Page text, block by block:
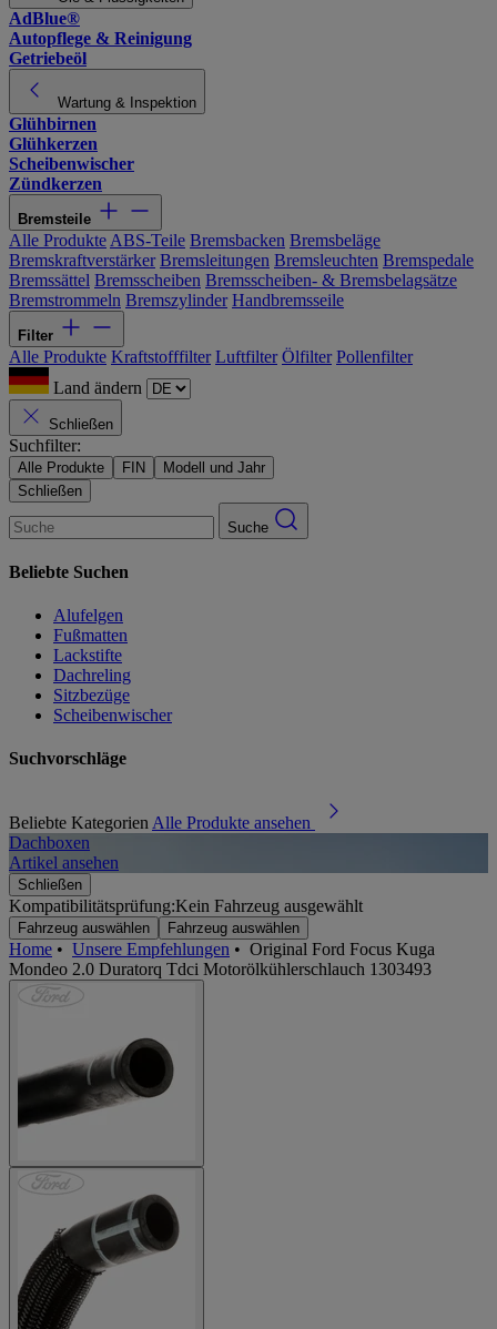
AdBlue®
Autopflege & Reinigung
Getriebeöl
Wartung & Inspektion
Glühbirnen
Glühkerzen
Scheibenwischer
Zündkerzen
Bremsteile
Alle Produkte ABS-Teile Bremsbacken Bremsbeläge
Bremskraftverstärker Bremsleitungen Bremsleuchten Bremspedale
Bremssättel Bremsscheiben Bremsscheiben- & Bremsbelagsätze
Bremstrommeln Bremszylinder Handbremsseile
Filter
Alle Produkte Kraftstofffilter Luftfilter Ölfilter Pollenfilter
Land ändern
Schließen
Suchfilter:
Alle Produkte FIN
Modell und Jahr
Schließen
Suche
Beliebte Suchen
Alufelgen
Fußmatten
Lackstifte
Dachreling
Sitzbezüge
Scheibenwischer
Suchvorschläge
Beliebte Kategorien Alle Produkte ansehen
Dachboxen
Artikel ansehen
Schließen
Kompatibilitätsprüfung:Kein Fahrzeug ausgewählt
Fahrzeug auswählen Fahrzeug auswählen
Home • Unsere Empfehlungen • Original Ford Focus Kuga
Mondeo 2.0 Duratorq Tdci Motorölkühlerschlauch 1303493